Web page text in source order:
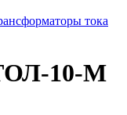
тока
10-М